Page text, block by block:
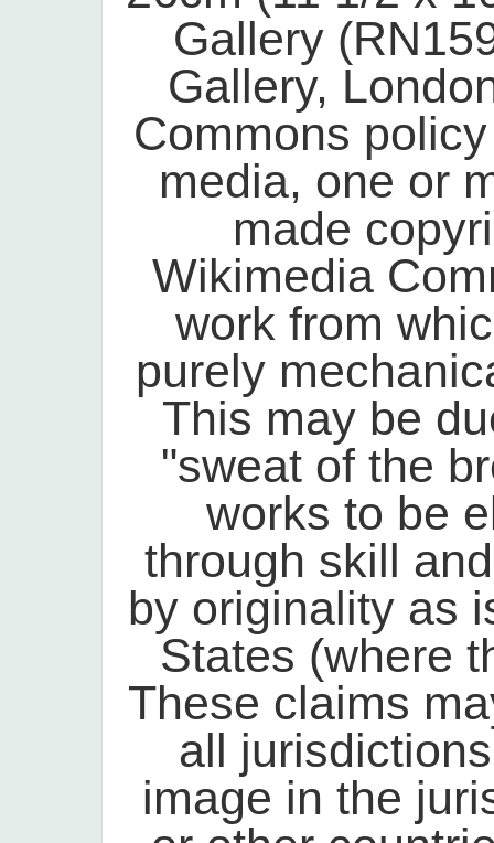
Gallery
Gallery,
Commons
media, one or
made
Wikimedia
work from
purely
This may be
"sweat of the
works to be
through skill
by originality as
States (where
These claims
all
image in the